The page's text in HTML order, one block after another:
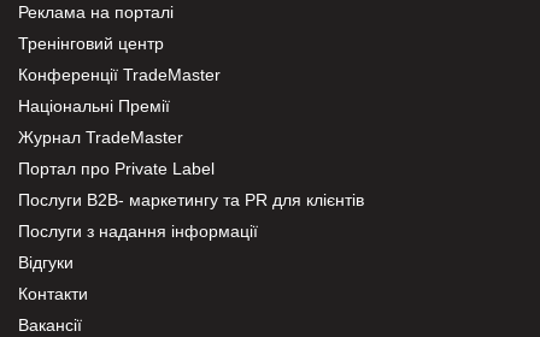
Реклама на порталі
Тренінговий центр
Конференції TradeMaster
Національні Премії
Журнал TradeMaster
Портал про Private Label
Послуги В2В- маркетингу та PR для клієнтів
Послуги з надання інформації
Відгуки
Контакти
Вакансії